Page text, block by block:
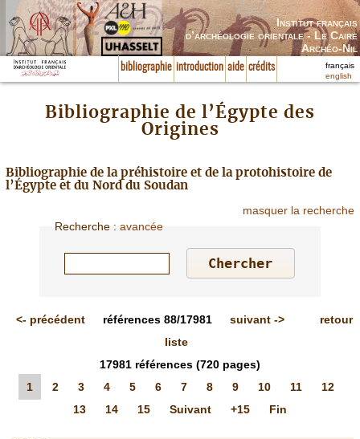
Institut français
d’archéologie orientale - Le Caire
Archéo-Nil
bibliographie introduction aide crédits
français
english
Bibliographie de l’Égypte des
Origines
Bibliographie de la préhistoire et de la protohistoire de
l’Égypte et du Nord du Soudan
masquer la recherche
Recherche :avancée
<- précédent références88/17981 suivant->
retour
liste
17981 références (720 pages)
1
2 3 4 5 6 7 8 9 10 11
12
13
14 15 Suivant +15 Fin